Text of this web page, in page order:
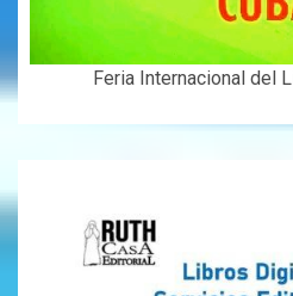
Feria Internacional del